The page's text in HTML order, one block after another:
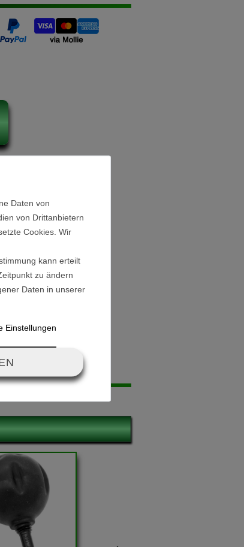
V
für Motor
Akku-Anschluß
Daten von
von Drittanbietern
Cookies. Wir
kann erteilt
zu ändern
Daten in unserer
Einstellungen